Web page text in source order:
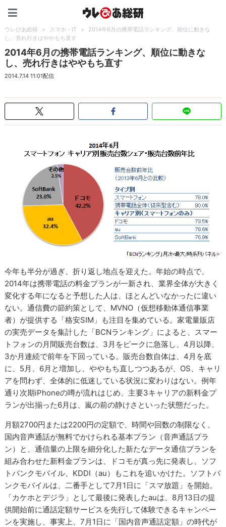
ウレぴあ総研 > スマホ・IT >
2014年6月の携帯電話ランキング、順位に動きな
し、売れ行きはややもち直す
2014年6月の携帯電話ランキング、順位に動きな
し、売れ行きはややもち直す
2014.7.14 11:01配信
今年も半分が過ぎ、折り返し地点を迎えた。年始の時点で、
2014年は携帯電話の料金プランが一新され、業界全体が大きく
変化する年になると予想した人は、ほとんどいなかったに違い
ない。通信費の節約策として、MVNO（仮想移動体通信事業
者）が提供する「格安SIM」も注目を集めている。家電量販店
の実売データを集計した「BCNランキング」によると、スマー
トフォンの月間販売台数は、3月をピークに急落し、4月以降、
3か月連続で前年を下回っている。販売台数自体は、4月を底
に、5月、6月と増加し、ややもち直しつつあるが、OS、キャリ
アを問わず、全体的に低迷している状況に変わりはない。例年
通り次期iPhoneの噂が流れはじめ、主要3キャリアの新料金プ
ランが出揃った6月は、嵐の前の静けさといった状態だった。
月額2700円または2200円の定額で、時間や回数の制限なく、
国内音声通話が無料でかけられる基本プラン（音声通話プラ
ン）と、通信量の上限を細分化した新たなデータ通信プランを
組み合わせた新料金プランは、ドコモが真っ先に発表し、ソフ
トバンクモバイル、KDDI（au）もこれを追いかけた。ソフトバ
ンクモバイルは、二番手として7月1日に「スマ放題」を開始。
「カケホとデジラ」として最後に発表したauは、8月13日の提
供開始前に通話定額サービスを先行して体験できるキャンペー
ンを実施し、事実上、7月1日に「国内音声通話定額」の時代が